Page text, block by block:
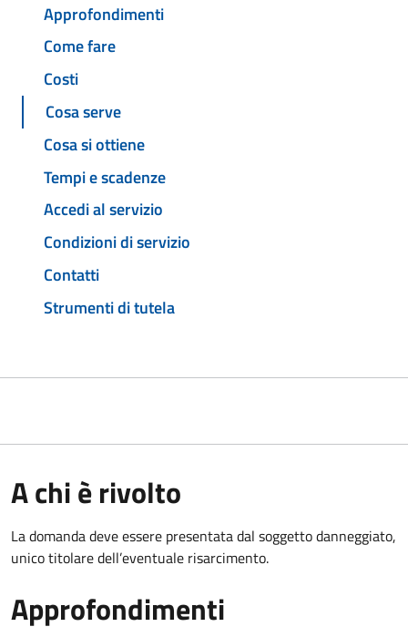
Approfondimenti
Come fare
Costi
Cosa serve
Cosa si ottiene
Tempi e scadenze
Accedi al servizio
Condizioni di servizio
Contatti
Strumenti di tutela
A chi è rivolto
La domanda deve essere presentata dal soggetto danneggiato,
unico titolare dell’eventuale risarcimento.
Approfondimenti